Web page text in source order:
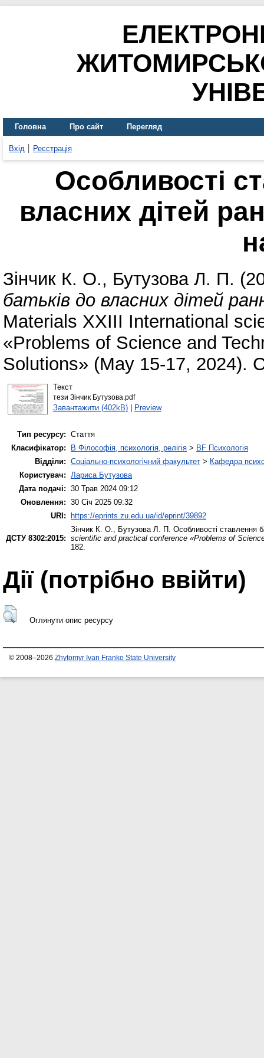
Головна Про сайт Перегляд
Вхід Реєстрація
Особливості
власних дітей
Зінчик К. О., Бутузова Л. П.
батьків до власних дітей
Materials XXІІІ International
«Problems of Science and
Solutions» (May 15-17, 2024).
Текст
тези Зінчик Бутузова.pdf
Завантажити (402kB)| Preview
Тип ресурсу: Стаття
Класифікатор:
B Філософія, психологія, релігія > BF Психологія
Відділи: Соціально-психологічний факультет > Кафедра
Користувач: Лариса Бутузова
Дата подачі: 30 Трав 2024 09:12
Оновлення: 30 Січ 2025 09:32
URI:
https://eprints.zu.edu.ua/id/eprint/39892
ДСТУ 8302:2015:
Зінчик К. О., Бутузова Л. П. Особливості ставлення
scientific and practical conference «Problems of
182.
Дії ​​(потрібно ввійти)
Оглянути опис ресурсу
© 2008–2026 Zhytomyr Ivan Franko State University